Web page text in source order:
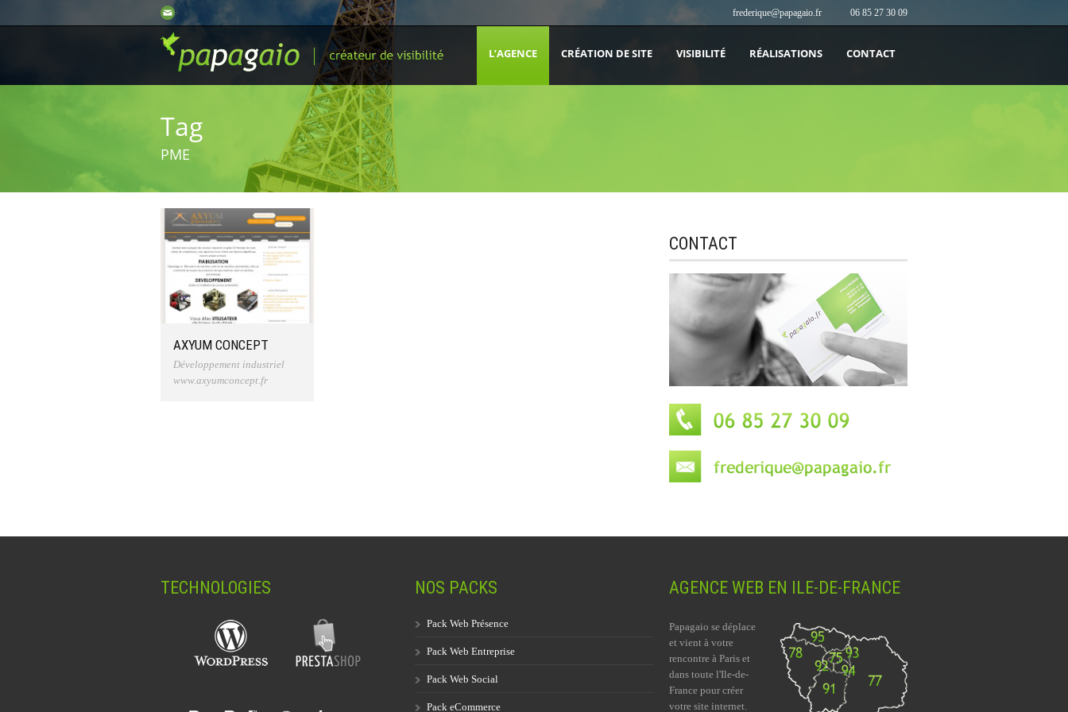
frederique@papagaio.fr 06 85 27 30 09
L’AGENCE CRÉATION DE SITE VISIBILITÉ RÉALISATIONS CONTACT
Tag
PME
AXYUM CONCEPT
Développement industriel
www.axyumconcept.fr
CONTACT
TECHNOLOGIES NOS PACKS
Pack Web Présence
Pack Web Entreprise
Pack Web Social
Pack eCommerce
AGENCE WEB EN ILE-DE-FRANCE
Papagaio se déplace
et vient à votre
rencontre à Paris et
dans toute l'Ile-de-
France pour créer
votre site internet.